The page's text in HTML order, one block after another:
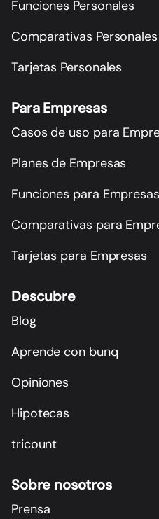
Funciones Personales
Comparativas Personales
Tarjetas Personales
Para Empresas
Casos de uso para
Planes de Empresas
Funciones para Empresas
Comparativas para
Tarjetas para Empresas
Descubre
Blog
Aprende con bunq
Opiniones
Hipotecas
tricount
Sobre nosotros
Prensa